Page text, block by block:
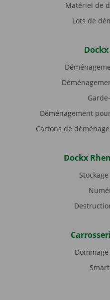
Matériel de
Lots de
Déménagement
Cartons de
Dockx